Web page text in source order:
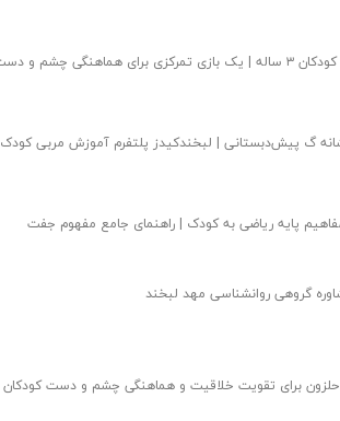
برای هماهنگی چشم و دست
گ پیش‌دبستانی | لبخندکیدز پلتفرم آموزش مربی کودک
پایه ریاضی به کودک | راهنمای جامع مفهوم جفت
گروهی روانشناسی مهد لبخند